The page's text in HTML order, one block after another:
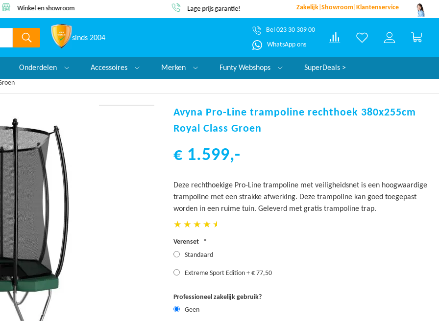
Avyna Pro-Line trampoline rechthoek 380x255cm
Royal Class Groen
€ 1.599,-
Deze rechthoekige Pro-Line trampoline met veiligheidsnet is een hoogwaardige
trampoline met een strakke afwerking. Deze trampoline kan goed toegepast
worden in een ruime tuin. Geleverd met gratis trampoline trap.
Verenset
Standaard
Extreme Sport Edition + € 77,50
Professioneel zakelijk gebruik?
Geen
Lage prijs garantie! dezelfde werkdag verzonden* Sinds 2004
Zakelijk Showroom Klantenservice
sinds 2004
Bel 023 30 309 00
WhatsApp ons
Onderdelen Accessoires Merken Funty Webshops SuperDeals >